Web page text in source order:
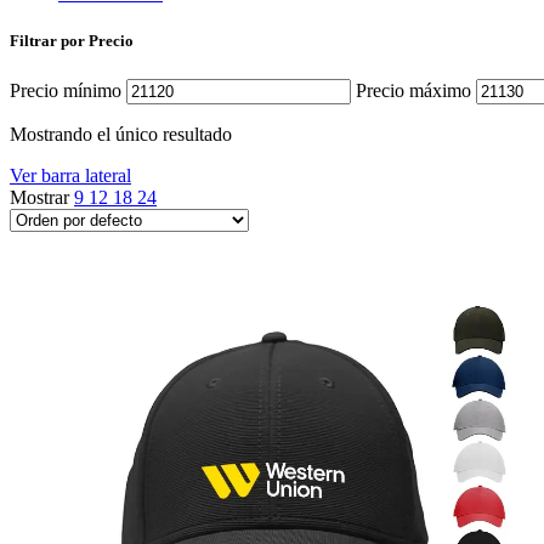
Filtrar por Precio
Precio mínimo Precio máximo
Mostrando el único resultado
Ver barra lateral
Mostrar9 12 18 24